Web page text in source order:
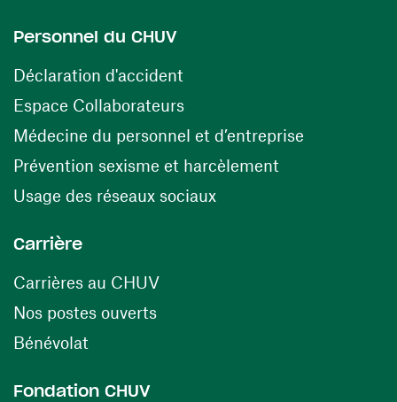
Personnel du CHUV
Déclaration d'accident
Espace Collaborateurs(ouvre une nouvelle fenêtre)
Médecine du personnel et d’entreprise
Prévention sexisme et harcèlement
Usage des réseaux sociaux(ouvre une nouvelle
Carrière
Carrières au CHUV(ouvre une nouvelle fenêtre)
Nos postes ouverts(ouvre une nouvelle fenêtre)
Bénévolat
Fondation CHUV